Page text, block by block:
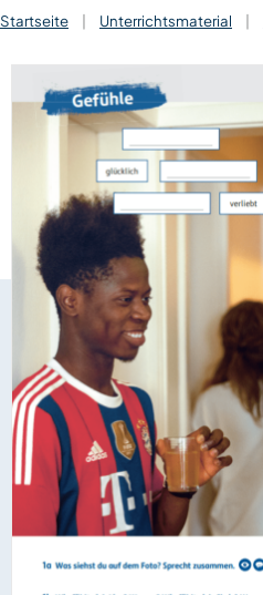
Startseite | Unterrichtsmaterial |